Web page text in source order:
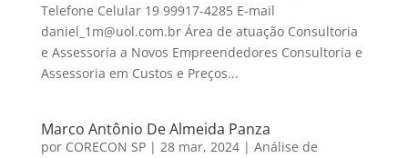
Telefone Celular 19 99917-4285 E-mail
daniel_1m@uol.com.br Área de atuação Consultoria
e Assessoria a Novos Empreendedores Consultoria e
Assessoria em Custos e Preços...
Marco Antônio De Almeida Panza
por CORECON SP| 28 mar, 2024| Análise de